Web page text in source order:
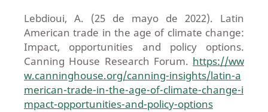
Lebdioui, A. (25 de mayo de 2022). Latin
American trade in the age of climate change:
Impact, opportunities and policy options.
Canning House Research Forum. https://ww
w.canninghouse.org/canning-insights/latin-a
merican-trade-in-the-age-of-climate-change-i
mpact-opportunities-and-policy-options